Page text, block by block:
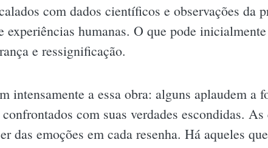
com dados científicos e observações da
experiências humanas. O que pode
e ressignificação.
intensamente a essa obra: alguns aplaudem a
com suas verdades escondidas.
das emoções em cada resenha. Há aqueles